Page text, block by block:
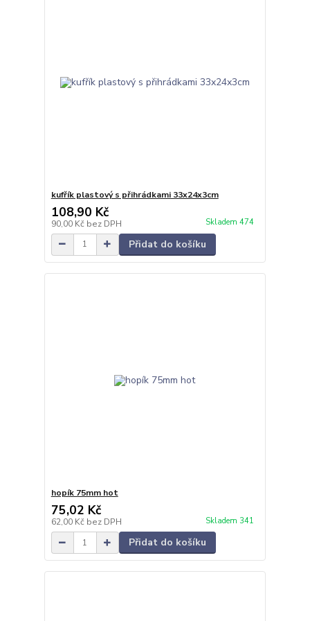
kufřík plastový s přihrádkami 33x24x3cm
108,90 Kč
90,00 Kč bez DPH Skladem 474
Přidat do košíku
hopík 75mm hot
75,02 Kč
62,00 Kč bez DPH Skladem 341
Přidat do košíku